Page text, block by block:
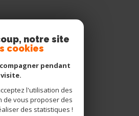
notre site
cookies
pendant
l'utilisation des
de vous proposer des
des statistiques !